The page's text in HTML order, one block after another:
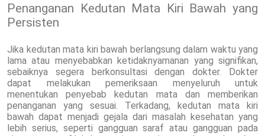
Penanganan Kedutan Mata Kiri Bawah yang
Persisten
Jika kedutan mata kiri bawah berlangsung dalam waktu yang
lama atau menyebabkan ketidaknyamanan yang signifikan,
sebaiknya segera berkonsultasi dengan dokter. Dokter
dapat melakukan pemeriksaan menyeluruh untuk
menentukan penyebab kedutan mata dan memberikan
penanganan yang sesuai. Terkadang, kedutan mata kiri
bawah dapat menjadi gejala dari masalah kesehatan yang
lebih serius, seperti gangguan saraf atau gangguan pada